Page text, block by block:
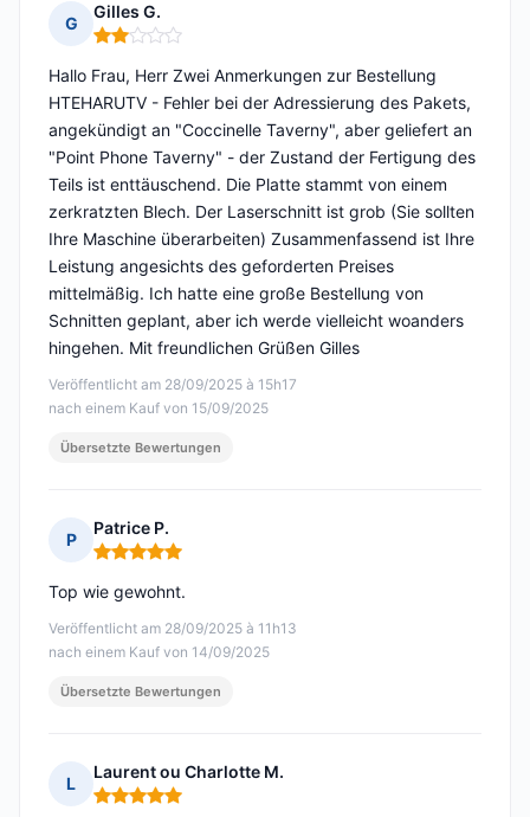
G
Gilles G.
Hinweis: 2 von 5
Veröffentlicht am 28/09/2025 à 15h17
nach einem Kauf von 15/09/2025
Hallo Frau, Herr Zwei Anmerkungen zur Bestellung
HTEHARUTV - Fehler bei der Adressierung des Pakets,
angekündigt an "Coccinelle Taverny", aber geliefert an
"Point Phone Taverny" - der Zustand der Fertigung des
Teils ist enttäuschend. Die Platte stammt von einem
zerkratzten Blech. Der Laserschnitt ist grob (Sie sollten
Ihre Maschine überarbeiten) Zusammenfassend ist Ihre
Leistung angesichts des geforderten Preises
mittelmäßig. Ich hatte eine große Bestellung von
Schnitten geplant, aber ich werde vielleicht woanders
hingehen. Mit freundlichen Grüßen Gilles
Übersetzte Bewertungen
P
Patrice P.
Hinweis: 5 von 5
Veröffentlicht am 28/09/2025 à 11h13
nach einem Kauf von 14/09/2025
Top wie gewohnt.
Übersetzte Bewertungen
L
Laurent ou Charlotte M.
Hinweis: 5 von 5